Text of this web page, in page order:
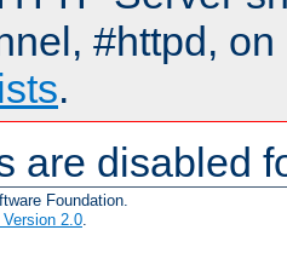
#httpd,
.
are disabled
Foundation.
2.0